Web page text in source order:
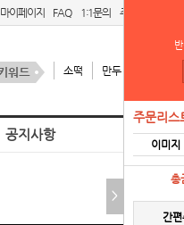
마이페이지 FAQ 1:1문의 주문리스트
소떡 만두
공지사항
벤더
주문리스
이미지
총
간
>